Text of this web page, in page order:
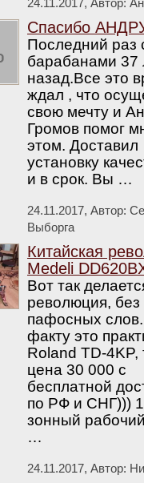
24.11.2017, Автор:
Спасибо
Последний раз
барабанами 37
назад.Все это
ждал , что
свою мечту и
Громов помог
этом. Доставил
установку
и в срок. Вы …
24.11.2017, Автор:
Выборга
Китайская
Medeli
Вот так
революция, без
пафосных
факту это
Roland TD-4KP,
цена 30 000 с
бесплатной
по РФ и СНГ)))
зонный
…
24.11.2017, Автор: